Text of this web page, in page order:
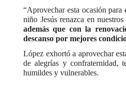
“Aprovechar esta ocasión para
niño Jesús renazca en
además que con la
descanso por mejores
López exhortó a aprovechar
de alegrías y confraternidad,
humildes y vulnerables.